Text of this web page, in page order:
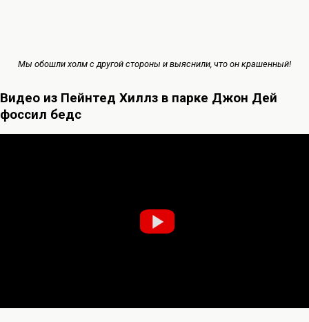
Мы обошли холм с другой стороны и выяснили, что он крашенный!
Видео из Пейнтед Хиллз в парке Джон Дей
фоссил бедс